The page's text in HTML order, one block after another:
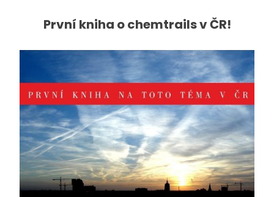
První kniha o chemtrails v ČR!